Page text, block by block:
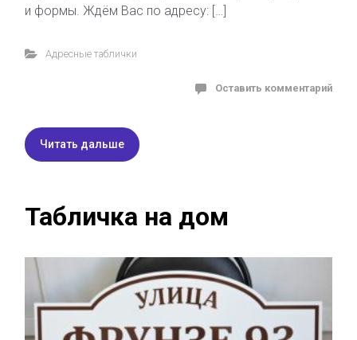
и формы. Ждём Вас по адресу: […]
Адресные таблички
Оставить комментарий
Читать дальше
Табличка на дом